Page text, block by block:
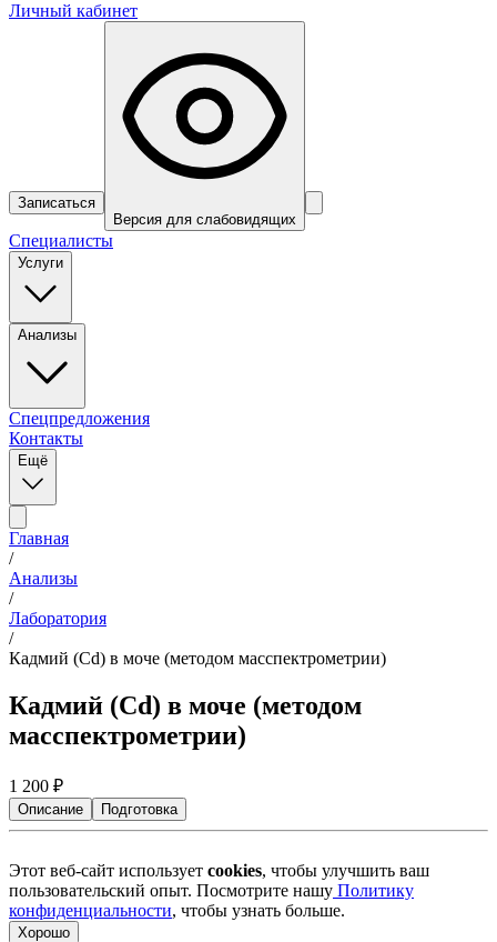
Личный кабинет
Записаться
Версия для слабовидящих
Специалисты
Услуги
Анализы
Спецпредложения
Контакты
Ещё
Главная
/
Анализы
/
Лаборатория
/
Кадмий (Cd) в моче (методом масспектрометрии)
Кадмий (Cd) в моче (методом
масспектрометрии)
1 200 ₽
Описание Подготовка
Этот веб-сайт использует cookies, чтобы улучшить ваш
пользовательский опыт. Посмотрите нашу Политику
конфиденциальности, чтобы узнать больше.
Хорошо